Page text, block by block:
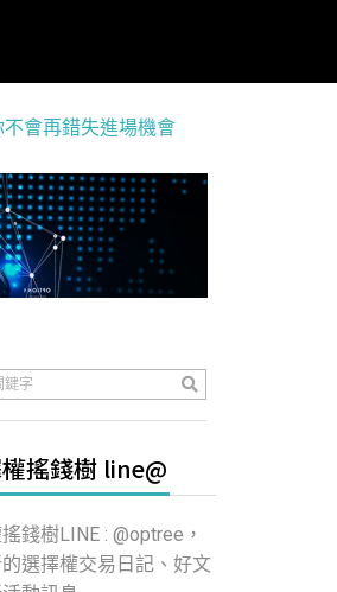
不會再錯失進場機會
搖錢樹 line@
錢樹LINE : @optree，
選擇權交易日記、好文